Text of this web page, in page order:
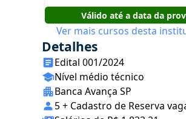
Válido até a data da
Ver mais cursos desta
Detalhes
Edital 001/2024
Nível médio técnico
Banca Avança SP
5 + Cadastro de Reserva